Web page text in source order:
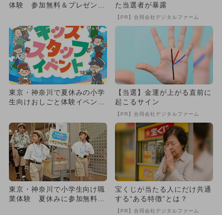
体験 参加無料＆プレゼント
た当選者が暴露
【PR】合同会社デジタルファーム
東京・神奈川で夏休みの小学
生向けおしごと体験イベン
【当選】金運が上がる直前に
起こるサイン
【PR】合同会社デジタルファーム
東京・神奈川で小学生向け職
業体験 夏休みに参加無料で
宝くじが当たる人にだけ共通
する“ある特徴”とは？
【PR】合同会社デジタルファーム